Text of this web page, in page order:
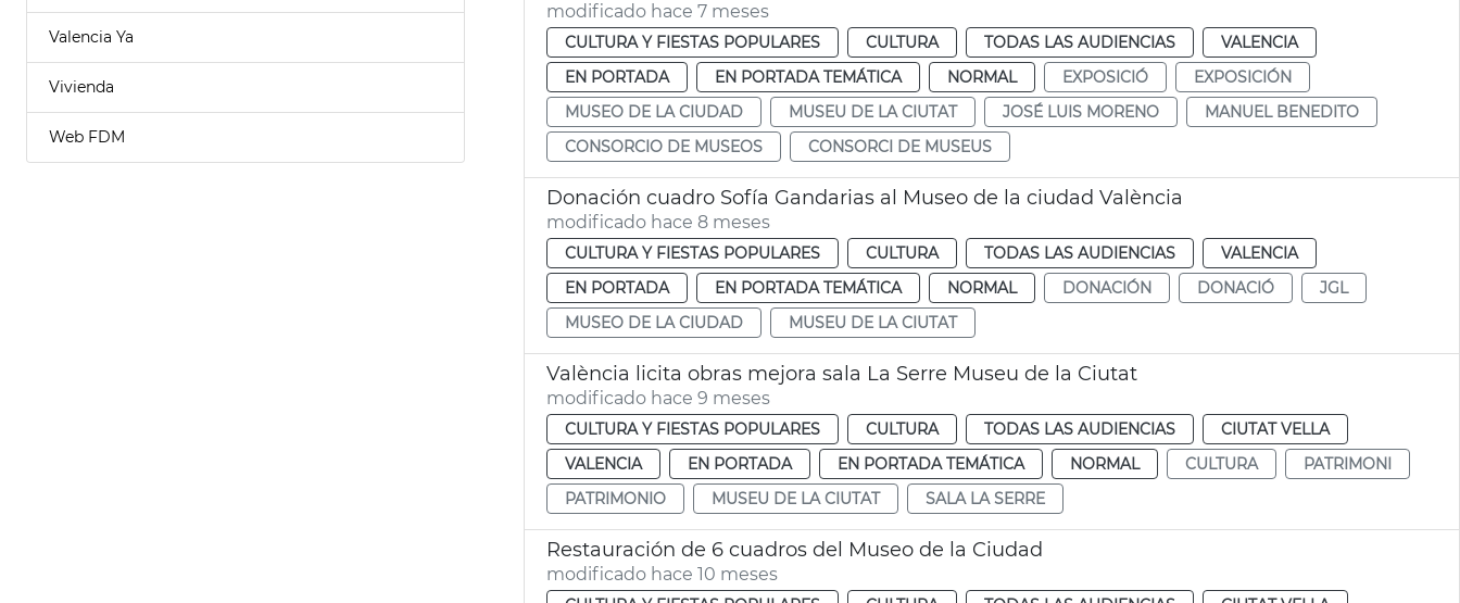
Valencia Ya
Vivienda
Web FDM
modificado hace 7 meses
CULTURA Y FIESTAS POPULARES CULTURA TODAS LAS AUDIENCIAS
VALENCIA
EN PORTADA
EN PORTADA TEMÁTICA NORMAL EXPOSICIÓ
EXPOSICIÓN
MUSEO DE LA CIUDAD
MUSEU DE LA CIUTAT JOSÉ LUIS MORENO
MANUEL BENEDITO
CONSORCIO DE MUSEOS
CONSORCI DE MUSEUS
Donación cuadro Sofía Gandarias al Museo de la ciudad València
modificado hace 8 meses
CULTURA Y FIESTAS POPULARES CULTURA TODAS LAS AUDIENCIAS
VALENCIA
EN PORTADA
EN PORTADA TEMÁTICA NORMAL DONACIÓN DONACIÓ
JGL
MUSEO DE LA CIUDAD
MUSEU DE LA CIUTAT
València licita obras mejora sala La Serre Museu de la Ciutat
modificado hace 9 meses
CULTURA Y FIESTAS POPULARES CULTURA TODAS LAS AUDIENCIAS
CIUTAT VELLA
VALENCIA
EN PORTADA EN PORTADA TEMÁTICA NORMAL CULTURA
PATRIMONI
PATRIMONIO
MUSEU DE LA CIUTAT SALA LA SERRE
Restauración de 6 cuadros del Museo de la Ciudad
modificado hace 10 meses